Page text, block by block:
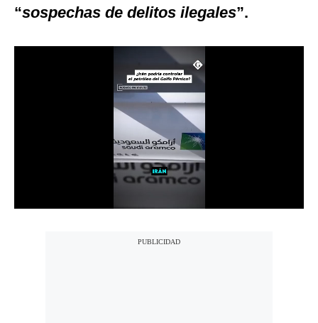
Tecnología
“sospechas de delitos ilegales”.